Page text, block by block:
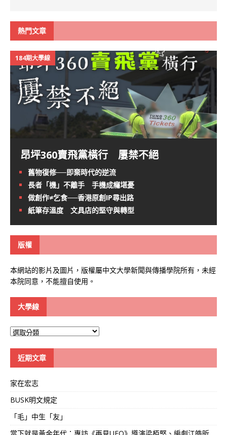
熱門文章
184期大學線
昂坪360賣飛黨橫行 屢禁不絕
舊物復修──即棄時代的逆流
長者「機」不離手 手機成癮堪憂
做創作≠乞食──香港原創IP尋出路
紙筆存溫度 文具店的堅守與轉型
版權
本網站的影片及圖片，版權屬中文大學新聞與傳播學院所有，未經
本院同意，不能擅自使用。
大學線
大
近期文章
家在宏志
BUSK明文規定
「毛」中生「友」